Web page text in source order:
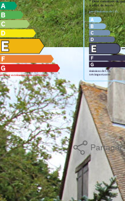
pour un usage standard
Partager